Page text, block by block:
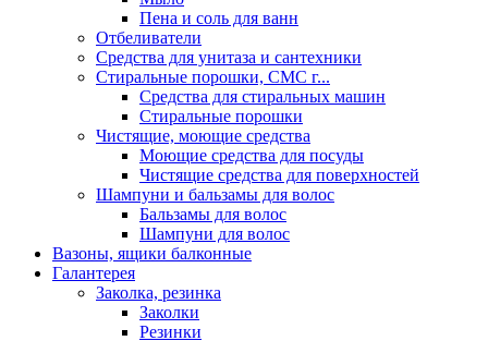
Пена и соль для ванн
Отбеливатели
Средства для унитаза и сантехники
Стиральные порошки, СМС г...
Средства для стиральных машин
Стиральные порошки
Чистящие, моющие средства
Моющие средства для посуды
Чистящие средства для поверхностей
Шампуни и бальзамы для волос
Бальзамы для волос
Шампуни для волос
Вазоны, ящики балконные
Галантерея
Заколка, резинка
Заколки
Резинки